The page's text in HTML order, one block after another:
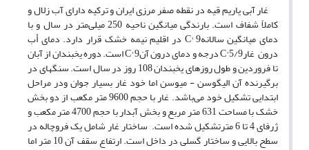
غار آبی یاریم قیه در نقطه صفر مرزی ایران و ترکیه دارای آب زلال و
کاملاً شفاف است. بارندگی میانگین ناحیه 250 میلی‌متر در سال و با
دمای میانگین سالانهC° 9 در اقلیم نیمه خشک قرار دارد. دمای أب
درون غارC° 5/9 درجه و دمای درون آنC° 9 است. دوره یخبندان از آبان
تا فروردین و طول روزهای یخبندان 108 روز در سال است. سنگهای در
برگیرنده آن الیگوسن - میوسن اما خود غار بسیار جوان ودر مراحل
ابتدایی تشکیل خود می‌باشد. غار با حجم 9600 متر مکعب از دو بخش
خشک با مساحت 631 متر مربع و بخش آبدار با حجم 4700 متر مکعب و
ژرفای 4 تا 6 مترتشکیل شده است. ساختار غار شامل یک فروچاله در
سطح بالایی و ساختار گسلی در داخل است. ارتفاع سقف آن 10 متر اما